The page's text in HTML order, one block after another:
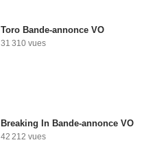
Toro Bande-annonce VO
31 310 vues
Breaking In Bande-annonce VO
42 212 vues